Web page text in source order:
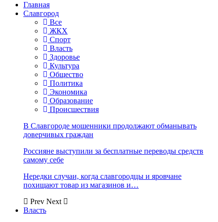
Главная
Славгород
Все
ЖКХ
Спорт
Власть
Здоровье
Культура
Общество
Политика
Экономика
Образование
Происшествия
В Славгороде мошенники продолжают обманывать
доверчивых граждан
Россияне выступили за бесплатные переводы средств
самому себе
Нередки случаи, когда славгородцы и яровчане
похищают товар из магазинов и…
Prev Next
Власть